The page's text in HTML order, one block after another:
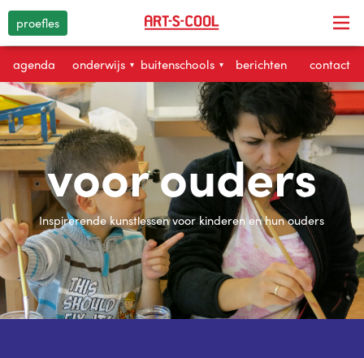
proefles
agenda onderwijs ▾ buitenschools ▾ berichten contact
voor ouders
Inspirerende kunstlessen voor kinderen en hun ouders